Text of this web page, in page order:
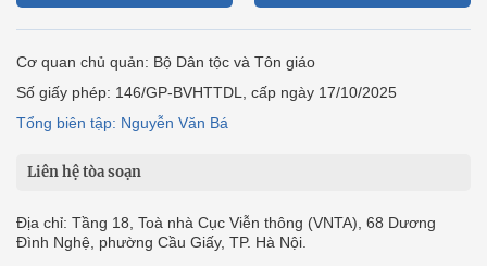
Cơ quan chủ quản: Bộ Dân tộc và Tôn giáo
Số giấy phép: 146/GP-BVHTTDL, cấp ngày 17/10/2025
Tổng biên tập: Nguyễn Văn Bá
Liên hệ tòa soạn
Địa chỉ: Tầng 18, Toà nhà Cục Viễn thông (VNTA), 68 Dương
Đình Nghệ, phường Cầu Giấy, TP. Hà Nội.